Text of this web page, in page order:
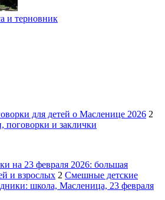
и терновник
для детей о Масленице 2026 2
поговорки и заклички
на 23 февраля 2026: большая
и взрослых 2 Смешные детские
школа, Масленица, 23 февраля